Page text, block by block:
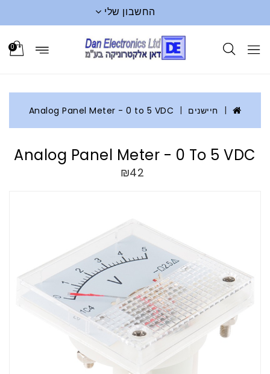
החשבון שלי
0
חיישנים Analog Panel Meter - 0 to 5 VDC
Analog Panel Meter - 0 To 5 VDC
₪42